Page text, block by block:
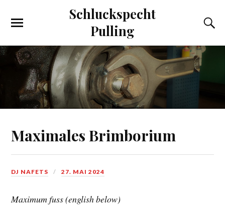
Schluckspecht
Pulling
Maximales Brimborium
DJ NAFETS 27. MAI 2024
Maximum fuss (english below)